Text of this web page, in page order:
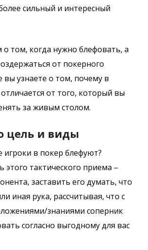
сильный и интересный
том, когда нужно блефовать, а
от покерного
вы узнаете о том, почему в
от того, который вы
за живым столом.
цель и виды
в покер блефуют?
этого тактического приема –
заставить его думать, что
иная рука, рассчитывая, что с
знаниями соперник
согласно выгодному для вас